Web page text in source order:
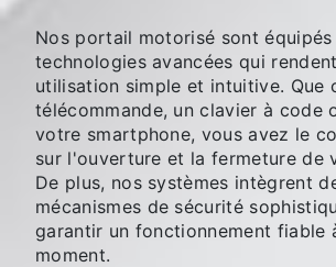
Nos portail motorisé sont équipés
technologies avancées qui
utilisation simple et intuitive. Que
télécommande, un clavier à code
votre smartphone, vous avez le
sur l'ouverture et la fermeture de
De plus, nos systèmes intègrent
mécanismes de sécurité
garantir un fonctionnement fiable
moment.